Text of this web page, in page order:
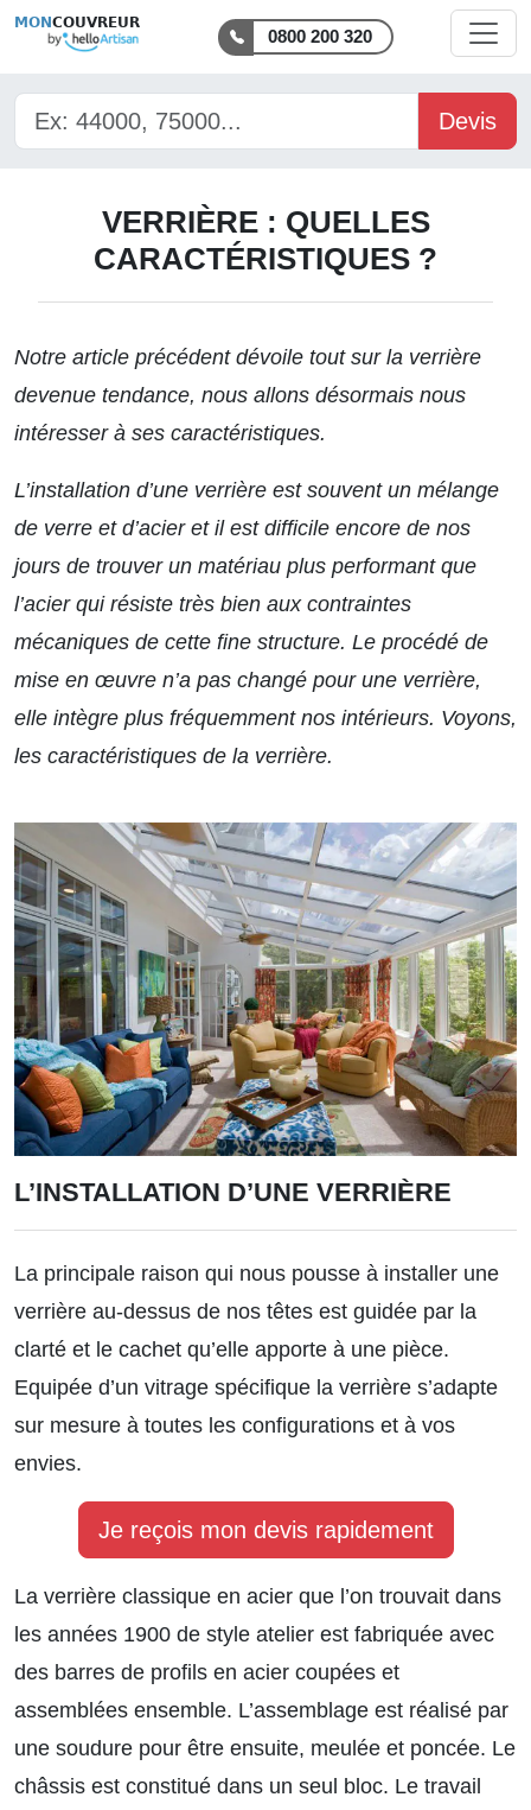
MON COUVREUR
0800 200 320
Devis
VERRIÈRE : QUELLES
CARACTÉRISTIQUES ?
Notre article précédent dévoile tout sur la verrière
devenue tendance, nous allons désormais nous
intéresser à ses caractéristiques.
L’installation d’une verrière est souvent un mélange
de verre et d’acier et il est difficile encore de nos
jours de trouver un matériau plus performant que
l’acier qui résiste très bien aux contraintes
mécaniques de cette fine structure. Le procédé de
mise en œuvre n’a pas changé pour une verrière,
elle intègre plus fréquemment nos intérieurs. Voyons,
les caractéristiques de la verrière.
L’INSTALLATION D’UNE VERRIÈRE
La principale raison qui nous pousse à installer une
verrière au-dessus de nos têtes est guidée par la
clarté et le cachet qu’elle apporte à une pièce.
Equipée d’un vitrage spécifique la verrière s’adapte
sur mesure à toutes les configurations et à vos
envies.
Je reçois mon devis rapidement
La verrière classique en acier que l’on trouvait dans
les années 1900 de style atelier est fabriquée avec
des barres de profils en acier coupées et
assemblées ensemble. L’assemblage est réalisé par
une soudure pour être ensuite, meulée et poncée. Le
châssis est constitué dans un seul bloc. Le travail